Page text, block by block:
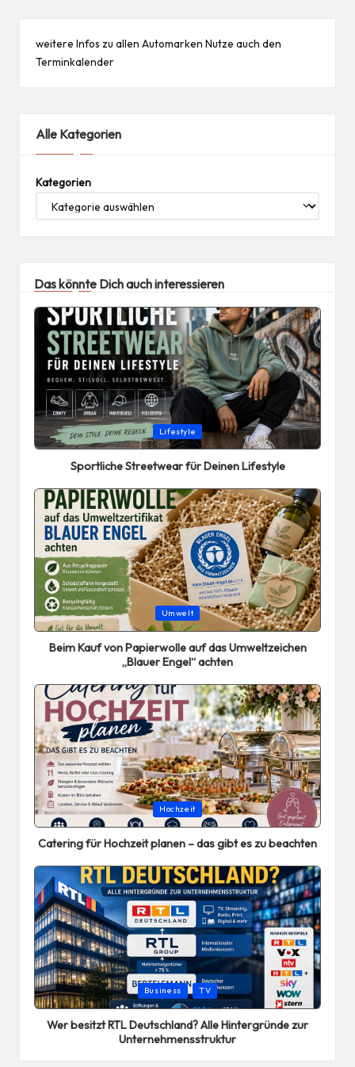
weitere Infos zu allen Automarken Nutze auch den
Terminkalender
Alle Kategorien
Kategorien
Das könnte Dich auch interessieren
Posted
in
Lifestyle
Sportliche Streetwear für Deinen Lifestyle
Posted
in
Umwelt
Beim Kauf von Papierwolle auf das Umweltzeichen
„Blauer Engel“ achten
Posted
in
Hochzeit
Catering für Hochzeit planen – das gibt es zu beachten
Posted
in
Business TV
Wer besitzt RTL Deutschland? Alle Hintergründe zur
Unternehmensstruktur